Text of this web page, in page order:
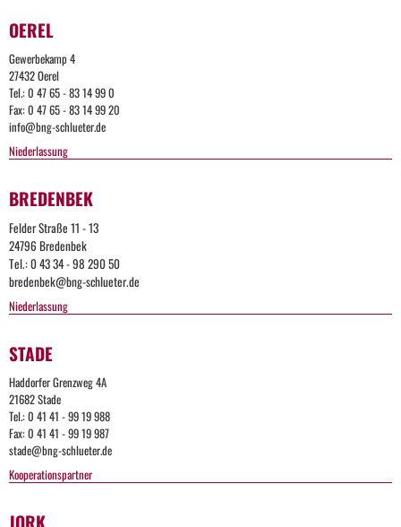
OEREL
Gewerbekamp 4
27432 Oerel
Tel.: 0 47 65 - 83 14 99 0
Fax: 0 47 65 - 83 14 99 20
info@bng-schlueter.de
Niederlassung
BREDENBEK
Felder Straße 11 - 13
24796 Bredenbek
Tel.: 0 43 34 - 98 290 50
bredenbek@bng-schlueter.de
Niederlassung
STADE
Haddorfer Grenzweg 4A
21682 Stade
Tel.: 0 41 41 - 99 19 988
Fax: 0 41 41 - 99 19 987
stade@bng-schlueter.de
Kooperationspartner